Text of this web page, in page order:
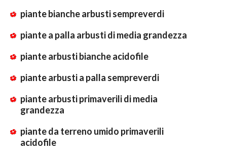
piante bianche arbusti sempreverdi
piante a palla arbusti di media grandezza
piante arbusti bianche acidofile
piante arbusti a palla sempreverdi
piante arbusti primaverili di media
grandezza
piante da terreno umido primaverili
acidofile